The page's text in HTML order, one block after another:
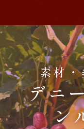
素材
デニ
ン